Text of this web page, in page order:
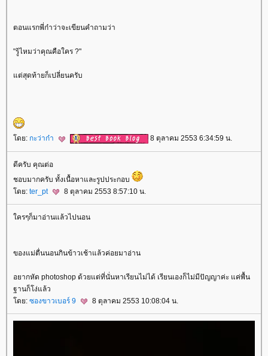
ตอนแรกพี่ก๋าว่าจะเขียนคำถามว่า
"รู้ไหมว่าคุณคือใคร ?"
ต่สุดท้ายก็เปลี่ยนครับ
ดย: กะว่าก๋า 8 ตุลาคม 2553 6:34:59 น.
ดีครับ คุณต่อ
ชอบมากครับ ทั้งเนื้อหาและรูปประกอบ
ดย: ter_pt 8 ตุลาคม 2553 8:57:10 น.
ครๆก็มาอ่านแล้วไปนอน
ของแม่ตื่นนอนกินข้าวเช้าแล้วค่อยมาอ่าน
อยากหัด photoshop ด้วยแต่ที่นั่นหาเรียนไม่ได้ เรียนเองก็ไม่มีปัญญาค่ะ แค่พื้น
ฐานก็โง่แล้ว
ดย: ซองขาวเบอร์ 9 8 ตุลาคม 2553 10:08:04 น.